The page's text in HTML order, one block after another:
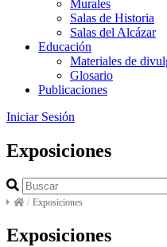
Murales
Salas de Historia
Salas del Alcázar
Educación
Materiales de
Glosario
Publicaciones
Iniciar Sesión
Exposiciones
/ Exposiciones
Exposiciones